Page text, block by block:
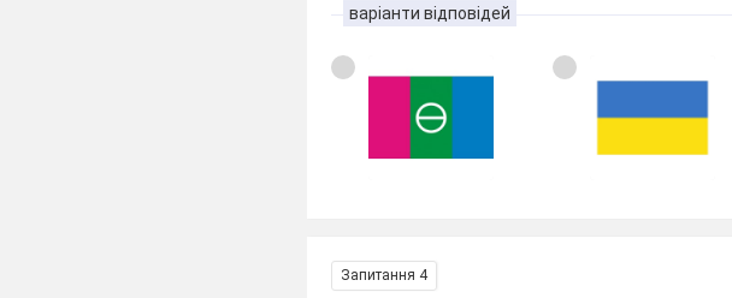
варіанти відповідей
Запитання 4